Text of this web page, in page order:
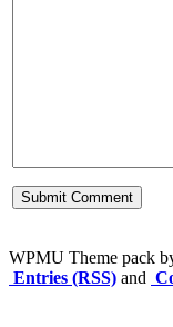
WPMU Theme pack
Entries (RSS) and